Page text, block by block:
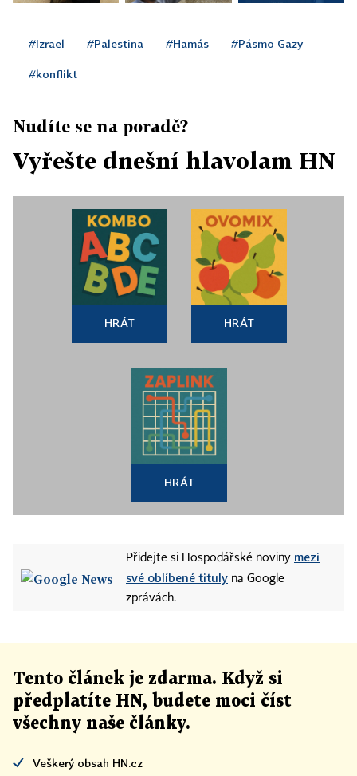
#Izrael #Palestina #Hamás #Pásmo Gazy
#konflikt
Nudíte se na poradě?
Vyřešte dnešní hlavolam HN
HRÁT HRÁT
HRÁT
Přidejte si Hospodářské noviny mezi
své oblíbené tituly na Google
zprávách.
Tento článek je zdarma. Když si
předplatíte HN, budete moci číst
všechny naše články.
Veškerý obsah HN.cz